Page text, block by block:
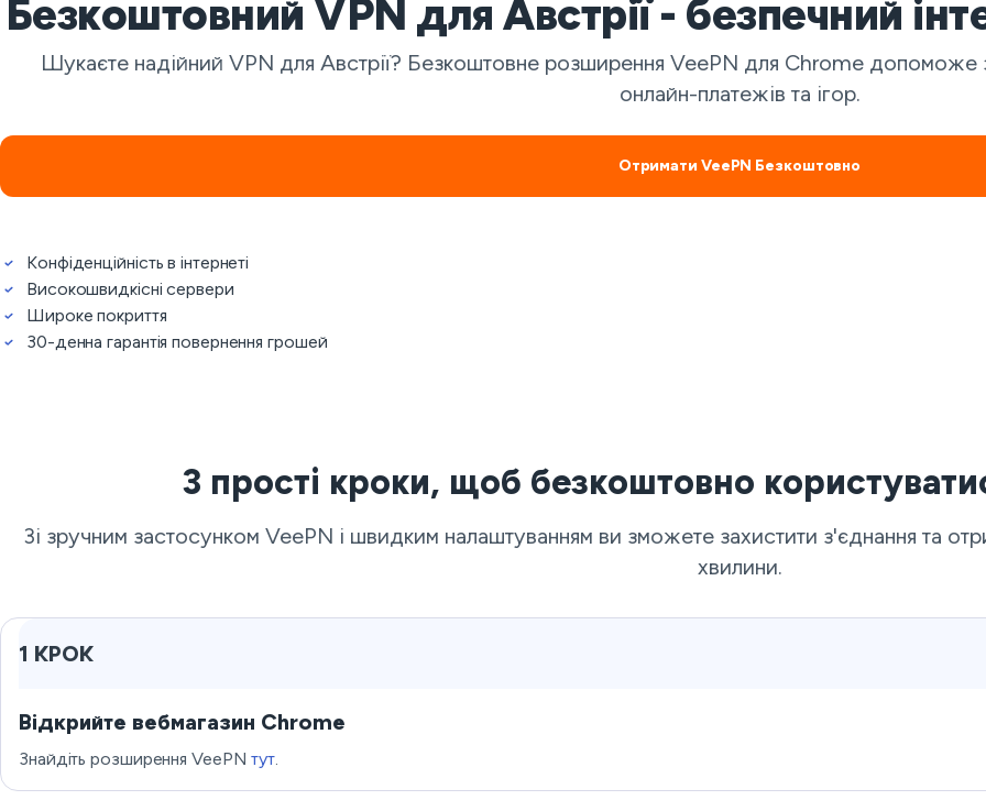
Безкоштовний VPN для Австрії - безпечний
Шукаєте надійний VPN для Австрії? Безкоштовне розширення VeePN для Chrome допоможе
онлайн-платежів та ігор.
Отримати VeePN Безкоштовно
Конфіденційність в інтернеті
Високошвидкісні сервери
Широке покриття
30-денна гарантія повернення грошей
3 прості кроки, щоб безкоштовно
Зі зручним застосунком VeePN і швидким налаштуванням ви зможете захистити з'єднання та
хвилини.
1 КРОК
Відкрийте вебмагазин Chrome
Знайдіть розширення VeePNтут.